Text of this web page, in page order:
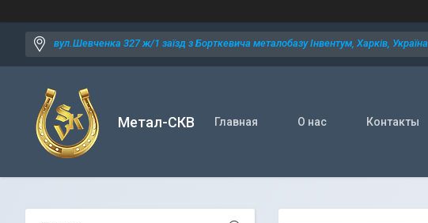
вул.Шевченка 327 ж/1 заїзд з Борткевича металобазу Інвентум, Харків, Україна
Метал-СКВ Главная О нас Контакты